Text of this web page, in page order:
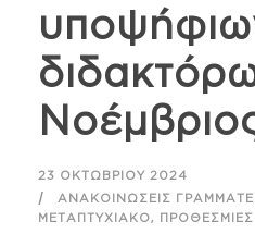
23 ΟΚΤΩΒΡΊΟΥ 2024
ΑΝΑΚΟΙΝΏΣΕΙΣ
ΜΕΤΑΠΤΥΧΙΑΚΌ, ΠΡΟΘΕΣΜΊΕΣ